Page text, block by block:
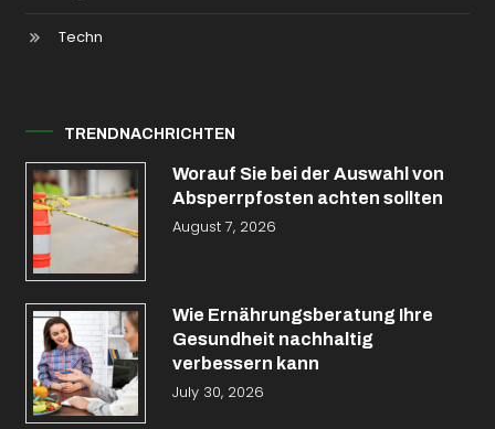
Techn
TRENDNACHRICHTEN
Worauf Sie bei der Auswahl von
Absperrpfosten achten sollten
August 7, 2026
Wie Ernährungsberatung Ihre
Gesundheit nachhaltig
verbessern kann
July 30, 2026